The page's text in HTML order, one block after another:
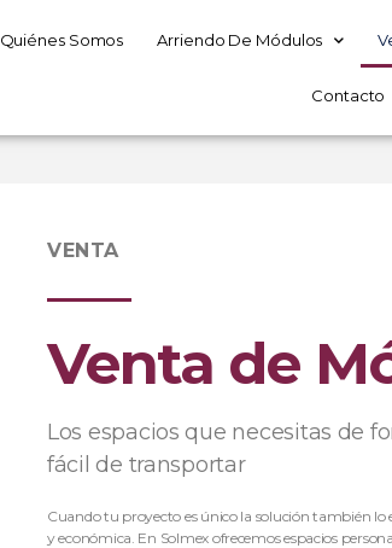
Quiénes Somos Arriendo De Módulos
Contacto
VENTA
Venta de
Los espacios que necesitas de
fácil de transportar
Cuando tu proyecto es único la solución también lo
y económica. En Solmex ofrecemos espacios